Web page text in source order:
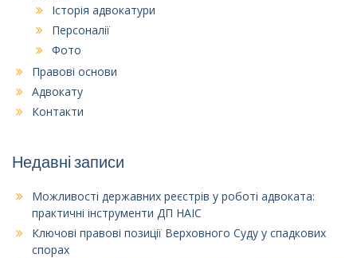
Історія адвокатури
Персоналії
Фото
Правові основи
Адвокату
Контакти
Недавні записи
Можливості державних реєстрів у роботі адвоката:
практичні інструменти ДП НАІС
Ключові правові позиції Верховного Суду у спадкових
спорах